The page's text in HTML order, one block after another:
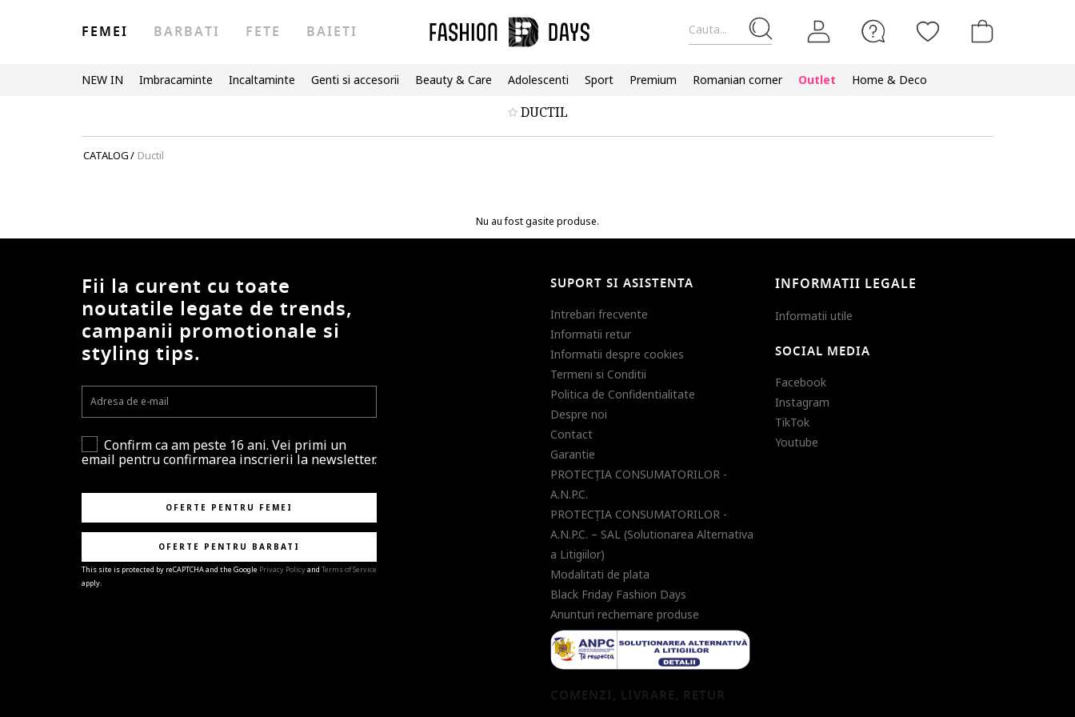
Cauta...
FEMEI BARBATI FETE BAIETI
NEW IN Imbracaminte Incaltaminte Genti si accesorii Beauty & Care Adolescenti Sport Premium Romanian corner Outlet Home & Deco
DUCTIL
CATALOG/ Ductil
Nu au fost gasite produse.
Fii la curent cu toate
noutatile legate de trends,
campanii promotionale si
styling tips.
Confirm ca am peste 16 ani. Vei primi un
email pentru confirmarea inscrierii la newsletter.
OFERTE PENTRU FEMEI
OFERTE PENTRU BARBATI
This site is protected by reCAPTCHA and the Google Privacy Policyand Terms of Service
apply.
SUPORT SI ASISTENTA
Intrebari frecvente
Informatii retur
Informatii despre cookies
Termeni si Conditii
Politica de Confidentialitate
Despre noi
Contact
Garantie
PROTECŢIA CONSUMATORILOR -
A.N.P.C.
PROTECŢIA CONSUMATORILOR -
A.N.P.C. – SAL (Solutionarea Alternativa
a Litigiilor)
Modalitati de plata
Black Friday Fashion Days
Anunturi rechemare produse
COMENZI, LIVRARE, RETUR
INFORMATII LEGALE
Informatii utile
SOCIAL MEDIA
Facebook
Instagram
TikTok
Youtube